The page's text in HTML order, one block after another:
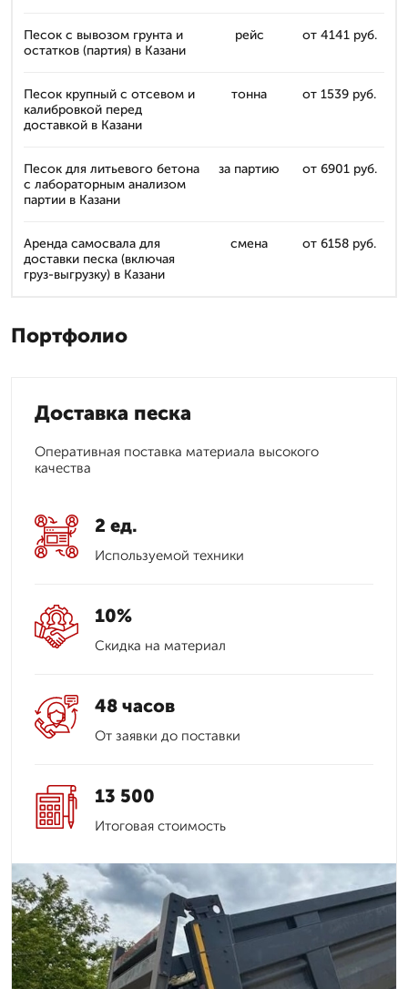
Песок с вывозом грунта и
остатков (партия) в Казани
рейс от 4141 руб.
Песок крупный с отсевом и
калибровкой перед
доставкой в Казани
тонна от 1539 руб.
Песок для литьевого бетона
с лабораторным анализом
партии в Казани
за партию от 6901 руб.
Аренда самосвала для
доставки песка (включая
груз-выгрузку) в Казани
смена от 6158 руб.
Портфолио
Доставка песка
Оперативная поставка материала высокого
качества
2 ед.
Используемой техники
10%
Скидка на материал
48 часов
От заявки до поставки
13 500
Итоговая стоимость